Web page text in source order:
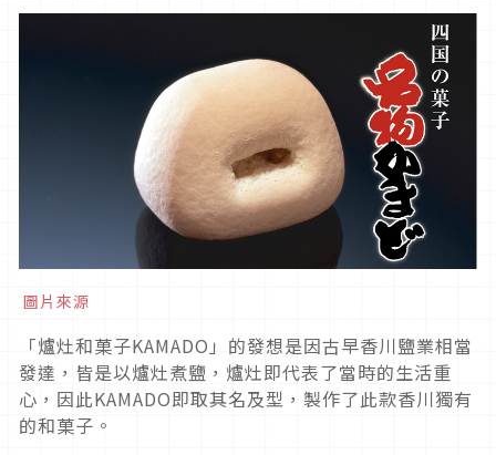
圖片來源
「爐灶和菓子KAMADO」的發想是因古早香川鹽業相當
發達，皆是以爐灶煮鹽，爐灶即代表了當時的生活重
心，因此KAMADO即取其名及型，製作了此款香川獨有
的和菓子。